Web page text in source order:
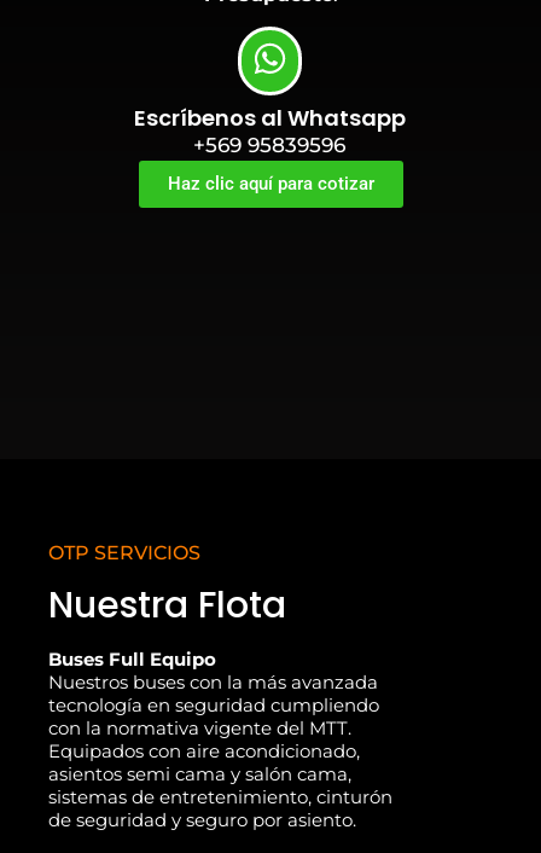
Escríbenos al Whatsapp
+569 95839596
Haz clic aquí para cotizar
OTP SERVICIOS
Nuestra Flota
Buses Full Equipo
Nuestros buses con la más avanzada
tecnología en seguridad cumpliendo
con la normativa vigente del MTT.
Equipados con aire acondicionado,
asientos semi cama y salón cama,
sistemas de entretenimiento, cinturón
de seguridad y seguro por asiento.